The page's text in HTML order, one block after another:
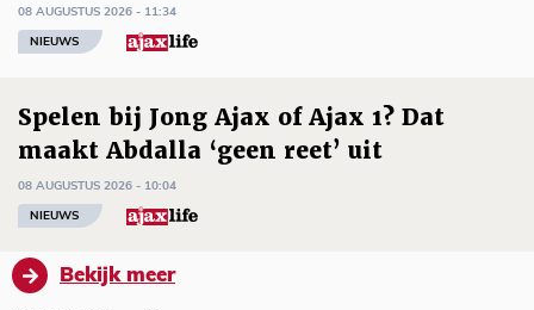
08 AUGUSTUS 2026 - 11:34
NIEUWS
Spelen bij Jong Ajax of Ajax 1? Dat
maakt Abdalla ‘geen reet’ uit
08 AUGUSTUS 2026 - 10:04
NIEUWS
Bekijk meer